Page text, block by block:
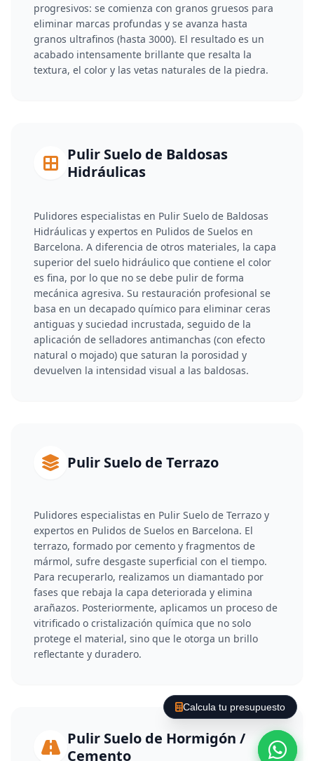
progresivos: se comienza con granos gruesos para
eliminar marcas profundas y se avanza hasta
granos ultrafinos (hasta 3000). El resultado es un
acabado intensamente brillante que resalta la
textura, el color y las vetas naturales de la piedra.
Pulir Suelo de Baldosas
Hidráulicas
Pulidores especialistas en Pulir Suelo de Baldosas
Hidráulicas y expertos en Pulidos de Suelos en
Barcelona. A diferencia de otros materiales, la capa
superior del suelo hidráulico que contiene el color
es fina, por lo que no se debe pulir de forma
mecánica agresiva. Su restauración profesional se
basa en un decapado químico para eliminar ceras
antiguas y suciedad incrustada, seguido de la
aplicación de selladores antimanchas (con efecto
natural o mojado) que saturan la porosidad y
devuelven la intensidad visual a las baldosas.
Pulir Suelo de Terrazo
Pulidores especialistas en Pulir Suelo de Terrazo y
expertos en Pulidos de Suelos en Barcelona. El
terrazo, formado por cemento y fragmentos de
mármol, sufre desgaste superficial con el tiempo.
Para recuperarlo, realizamos un diamantado por
fases que rebaja la capa deteriorada y elimina
arañazos. Posteriormente, aplicamos un proceso de
vitrificado o cristalización química que no solo
protege el material, sino que le otorga un brillo
reflectante y duradero.
Pulir Suelo de Hormigón /
Cemento
Calcula tu presupuesto